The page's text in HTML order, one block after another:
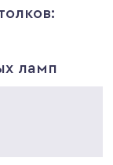
ламп